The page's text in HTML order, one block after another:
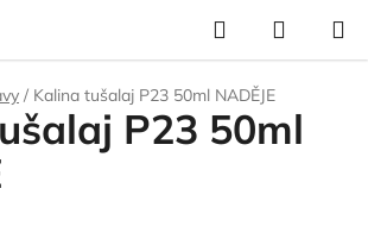
Hledat
KOŠÍK
/ Kalina tušalaj P23 50ml NADĚJE
P23 50ml